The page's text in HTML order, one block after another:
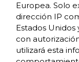
Europea. Solo
dirección IP
Estados
con
utilizará esta